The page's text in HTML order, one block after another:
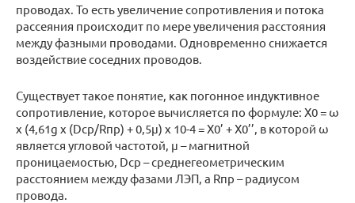
проводах. То есть увеличение сопротивления и потока
рассеяния происходит по мере увеличения расстояния
между фазными проводами. Одновременно снижается
воздействие соседних проводов.
Существует такое понятие, как погонное индуктивное
сопротивление, которое вычисляется по формуле: X0 = ω
x (4,61g x (Dср/Rпр) + 0,5μ) x 10-4 = X0’ + X0’’, в которой ω
является угловой частотой, μ – магнитной
проницаемостью, Dср – среднегеометрическим
расстоянием между фазами ЛЭП, а Rпр – радиусом
провода.